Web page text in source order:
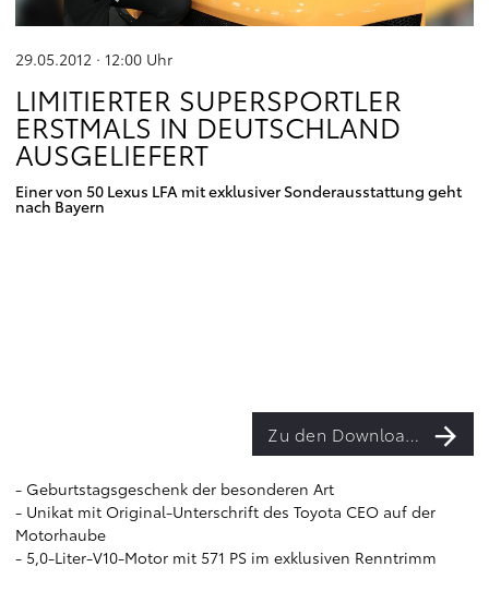
29.05.2012 · 12:00 Uhr
LIMITIERTER SUPERSPORTLER
ERSTMALS IN DEUTSCHLAND
AUSGELIEFERT
Einer von 50 Lexus LFA mit exklusiver Sonderausstattung geht
nach Bayern
Zu den Downloads
- Geburtstagsgeschenk der besonderen Art
- Unikat mit Original-Unterschrift des Toyota CEO auf der
Motorhaube
- 5,0-Liter-V10-Motor mit 571 PS im exklusiven Renntrimm